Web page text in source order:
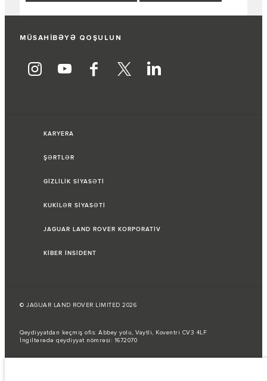
MÜSAHİBƏYƏ QOŞULUN
KARYERA
ŞƏRTLƏR
GİZLİLİK SİYASƏTİ
KUKİLƏR SİYASƏTİ
JAGUAR LAND ROVER KORPORATİV
KİBER İNSİDENT
© JAGUAR LAND ROVER LIMITED 2026
Qeydiyyatdan keçmiş ofis: Abbey yolu, Vaytli, Koventri CV3 4LF
İngiltərədə qeydiyyat nömrəsi: 1672070